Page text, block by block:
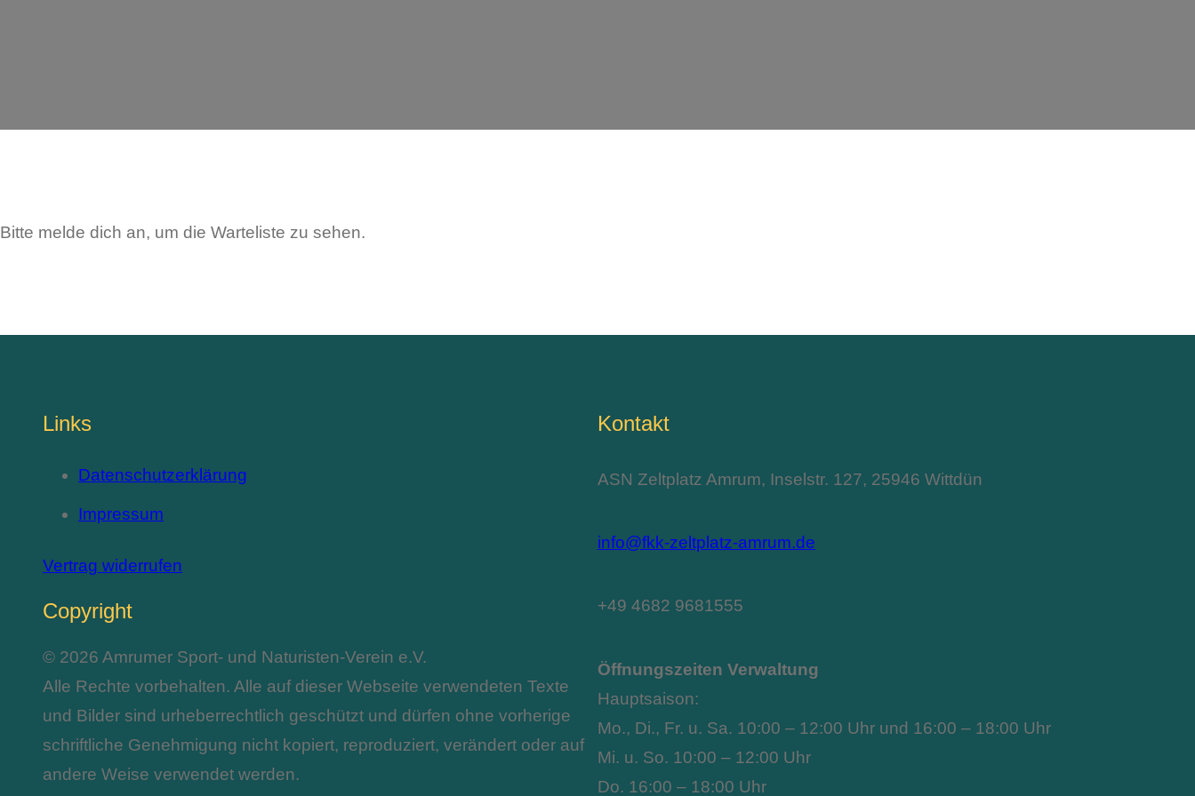
Bitte melde dich an, um die Warteliste zu sehen.
Links
Datenschutzerklärung
Impressum
Vertrag widerrufen
Copyright
© 2026 Amrumer Sport- und Naturisten-Verein e.V.
Alle Rechte vorbehalten. Alle auf dieser Webseite verwendeten Texte
und Bilder sind urheberrechtlich geschützt und dürfen ohne vorherige
schriftliche Genehmigung nicht kopiert, reproduziert, verändert oder auf
andere Weise verwendet werden.
Kontakt
ASN Zeltplatz Amrum, Inselstr. 127, 25946 Wittdün
info@fkk-zeltplatz-amrum.de
+49 4682 9681555
Öffnungszeiten Verwaltung
Hauptsaison:
Mo., Di., Fr. u. Sa. 10:00 – 12:00 Uhr und 16:00 – 18:00 Uhr
Mi. u. So. 10:00 – 12:00 Uhr
Do. 16:00 – 18:00 Uhr